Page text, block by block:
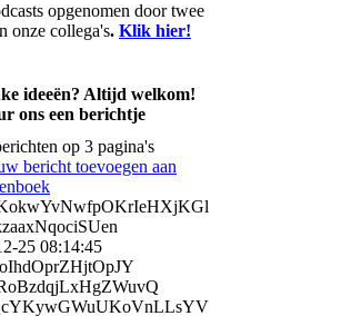
opgenomen door twee
onze collega's. Klik hier!
ideeën? Altijd welkom!
ons een berichtje
op 3 pagina's
bericht toevoegen aan
25 08:14:45